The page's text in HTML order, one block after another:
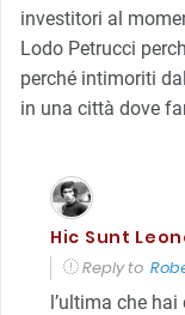
investitori al
Lodo Petrucci
perché intimoriti
in una città dove
Hic Sunt
Reply to
l’ultima che